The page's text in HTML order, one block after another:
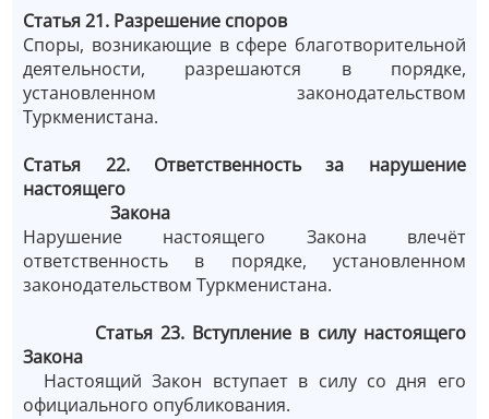
Статья 21. Разрешение споров
Споры, возникающие в сфере благотворительной
деятельности, разрешаются в порядке,
установленном законодательством
Туркменистана.
Статья 22. Ответственность за нарушение
настоящего
Закона
Нарушение настоящего Закона влечёт
ответственность в порядке, установленном
законодательством Туркменистана.
Статья 23. Вступление в силу настоящего
Закона
Настоящий Закон вступает в силу со дня его
официального опубликования.